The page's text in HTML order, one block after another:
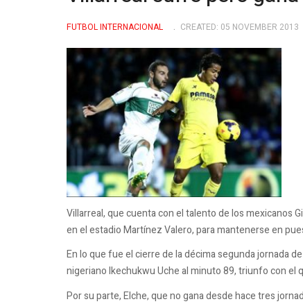
FUTBOL INTERNACIONAL CREATED: 05 NOVEMBER 2013
Villarreal, que cuenta con el talento de los mexicanos
en el estadio Martínez Valero, para mantenerse en
En lo que fue el cierre de la décima segunda jornada
nigeriano Ikechukwu Uche al minuto 89, triunfo con el
Por su parte, Elche, que no gana desde hace tres